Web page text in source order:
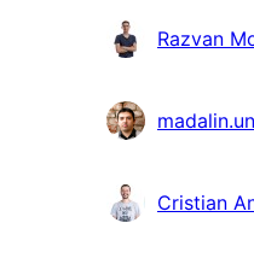
Razvan
Cristian